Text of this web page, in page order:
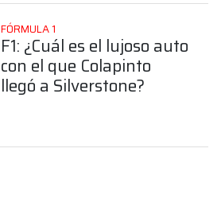
FÓRMULA 1
F1: ¿Cuál es el lujoso auto
con el que Colapinto
llegó a Silverstone?